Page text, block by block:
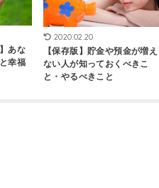
あな
幸福
2020.02.20
【保存版】貯金や預金が増え
ない人が知っておくべきこ
と・やるべきこと